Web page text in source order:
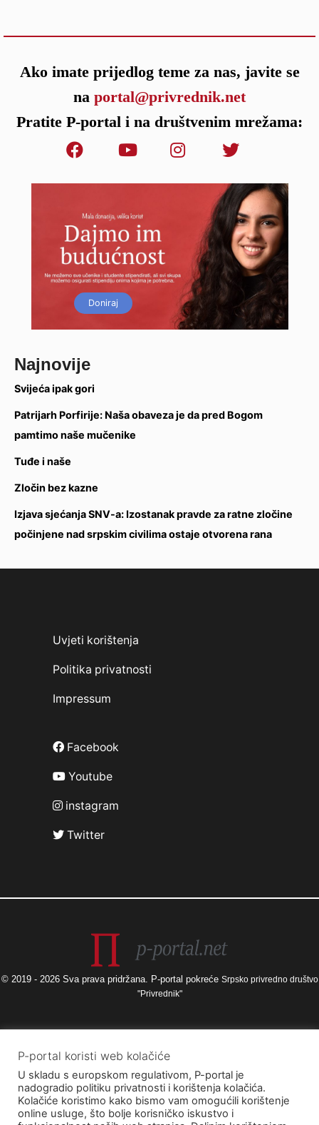
Ako imate prijedlog teme za nas, javite se
na portal@privrednik.net
Pratite P-portal i na društvenim mrežama:
Doniraj
Najnovije
Svijeća ipak gori
Patrijarh Porfirije: Naša obaveza je da pred Bogom
pamtimo naše mučenike
Tuđe i naše
Zločin bez kazne
Izjava sjećanja SNV-a: Izostanak pravde za ratne zločine
počinjene nad srpskim civilima ostaje otvorena rana
Uvjeti korištenja
Politika privatnosti
Impressum
Facebook
Youtube
instagram
Twitter
© 2019 - 2026 Sva prava pridržana. P-portal pokreće Srpsko privredno društvo
"Privrednik"
Izneseni stavovi i mišljenja samo su autorova i ne odražavaju nužno
službena stajališta Europske unije ili Europske komisije, kao ni stajališta
Agencije za elektroničke medije ni Ministarstva kulture i medija. Europska
unija i Europska komisija, kao ni Agencija za elektroničke medije ni
Ministarstvo kulture i medija ne mogu se smatrati odgovornima za njih.
P-portal koristi web kolačiće
U skladu s europskom regulativom, P-portal je
nadogradio politiku privatnosti i korištenja kolačića.
Kolačiće koristimo kako bismo vam omogućili korištenje
online usluge, što bolje korisničko iskustvo i